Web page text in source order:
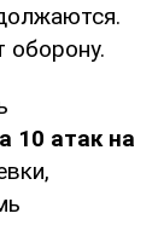
оборону.
10 атак на